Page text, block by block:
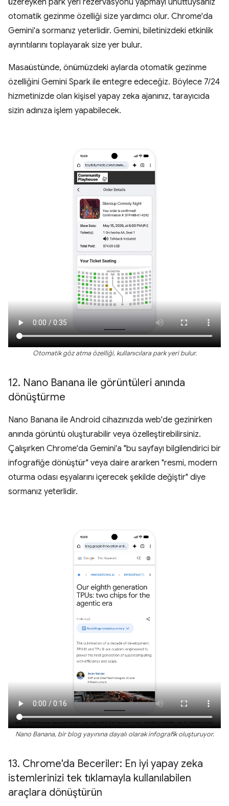
otomatik gezinme özelliği size yardımcı olur. Chrome'da
Gemini'a sormanız yeterlidir. Gemini, biletinizdeki etkinlik
ayrıntılarını toplayarak size yer bulur.
Masaüstünde, önümüzdeki aylarda otomatik gezinme
özelliğini Gemini Spark ile entegre edeceğiz. Böylece 7/24
hizmetinizde olan kişisel yapay zeka ajanınız, tarayıcıda
sizin adınıza işlem yapabilecek.
Otomatik göz atma özelliği, kullanıcılara park yeri bulur.
12. Nano Banana ile görüntüleri anında
dönüştürme
Nano Banana ile Android cihazınızda web'de gezinirken
anında görüntü oluşturabilir veya özelleştirebilirsiniz.
Çalışırken Chrome'da Gemini'a "bu sayfayı bilgilendirici bir
infografiğe dönüştür" veya daire ararken "resmi, modern
oturma odası eşyalarını içerecek şekilde değiştir" diye
sormanız yeterlidir.
Nano Banana, bir blog yayınına dayalı olarak infografik oluşturuyor.
13. Chrome'da Beceriler: En iyi yapay zeka
istemlerinizi tek tıklamayla kullanılabilen
araçlara dönüştürün